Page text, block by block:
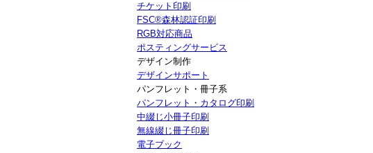
チケット印刷
FSC®森林認証印刷
RGB対応商品
ポスティングサービス
デザイン制作
デザインサポート
パンフレット・冊子系
パンフレット・カタログ印刷
中綴じ小冊子印刷
無線綴じ冊子印刷
電子ブック